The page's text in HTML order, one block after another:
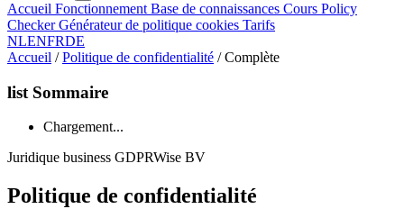
Accueil Fonctionnement Base de connaissances Cours Policy
CheckerGénérateur de politique cookies Tarifs
NLENFRDE
Accueil / Politique de confidentialité / Complète
list Sommaire
Chargement...
Juridique business GDPRWise BV
Politique de confidentialité